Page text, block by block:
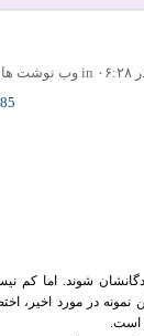
۰۶:۲۸ in وب نوشت ها
شوند. اما كم
نمونه در مورد اخیر،
است.